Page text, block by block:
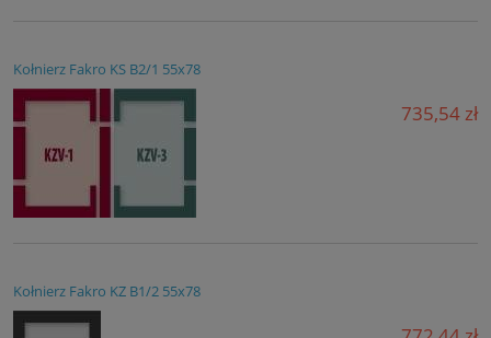
Kołnierz Fakro KS B2/1 55x78
735,54 zł
Kołnierz Fakro KZ B1/2 55x78